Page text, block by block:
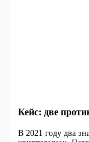
Кейс: две
В 2021 году два